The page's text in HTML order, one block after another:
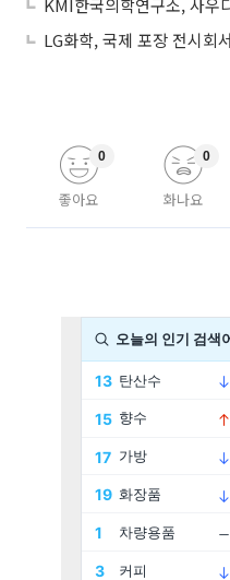
LG화학, 국제 포장 전시회
좋아요
0
화나요
0